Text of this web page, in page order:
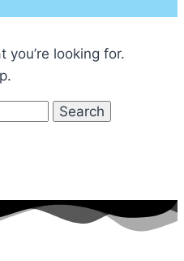
you’re looking for.